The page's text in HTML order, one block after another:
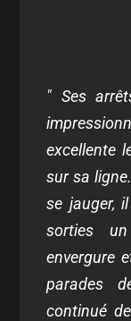
" Ses
excellente
sur sa
se jauger,
sorties
envergure
parades
continué